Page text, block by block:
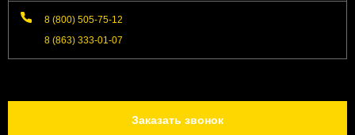
8 (800) 505-75-12
8 (863) 333-01-07
Заказать звонок